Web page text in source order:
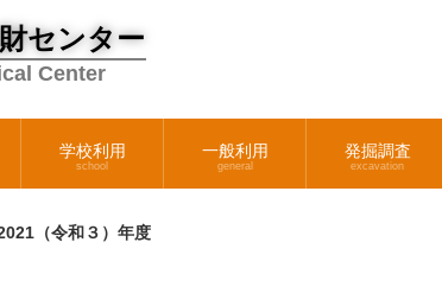
Center
センター
学校利用
school
一般利用
general
発掘調査
excavation
（令和３）年度